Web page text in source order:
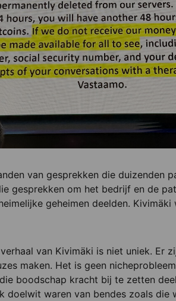
van gesprekken die duizenden
gesprekken om het bedrijf en de
geheimen deelden.
van Kivimäki is niet uniek. Er
maken. Het is geen
boodschap kracht bij te zetten
doelwit waren van bendes zoals die